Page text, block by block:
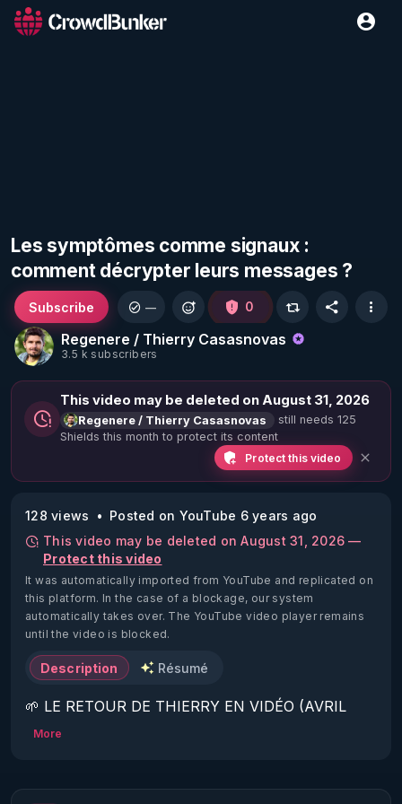
Les symptômes comme signaux :
comment décrypter leurs messages ?
Regenere / Thierry Casasnovas
3.5 k subscribers
Subscribe — 0
This video may be deleted on August 31, 2026
Regenere / Thierry Casasnovas
still needs 125
Shields this month to protect its content
Protect this video
128 views
Posted on YouTube 6 years ago
This video may be deleted on August 31, 2026 —
Protect this video
It was automatically imported from YouTube and replicated on
this platform. In the case of a blockage, our system
automatically takes over. The YouTube video player remains
until the video is blocked.
Description Résumé
🌱 LE RETOUR DE THIERRY EN VIDÉO (AVRIL
2022)!
https://www.rgnr.fr/presentation.html
More